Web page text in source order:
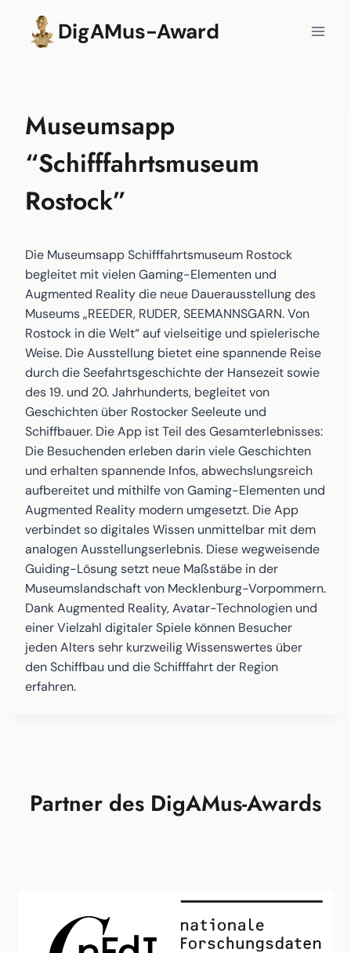
springen
DigAMus-Award
Museumsapp
“Schifffahrtsmuseum
Rostock”
Die Museumsapp Schifffahrtsmuseum Rostock
begleitet mit vielen Gaming-Elementen und
Augmented Reality die neue Dauerausstellung des
Museums „REEDER, RUDER, SEEMANNSGARN. Von
Rostock in die Welt“ auf vielseitige und spielerische
Weise. Die Ausstellung bietet eine spannende Reise
durch die Seefahrtsgeschichte der Hansezeit sowie
des 19. und 20. Jahrhunderts, begleitet von
Geschichten über Rostocker Seeleute und
Schiffbauer. Die App ist Teil des Gesamterlebnisses:
Die Besuchenden erleben darin viele Geschichten
und erhalten spannende Infos, abwechslungsreich
aufbereitet und mithilfe von Gaming-Elementen und
Augmented Reality modern umgesetzt. Die App
verbindet so digitales Wissen unmittelbar mit dem
analogen Ausstellungserlebnis. Diese wegweisende
Guiding-Lösung setzt neue Maßstäbe in der
Museumslandschaft von Mecklenburg-Vorpommern.
Dank Augmented Reality, Avatar-Technologien und
einer Vielzahl digitaler Spiele können Besucher
jeden Alters sehr kurzweilig Wissenswertes über
den Schiffbau und die Schifffahrt der Region
erfahren.
Partner des DigAMus-Awards